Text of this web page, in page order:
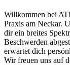
Willkommen bei
Praxis am Neckar.
dir ein breites
Beschwerden
erwartet dich
Wir freuen uns auf